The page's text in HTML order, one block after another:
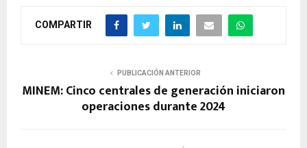
COMPARTIR
PUBLICACIÓN ANTERIOR
MINEM: Cinco centrales de generación iniciaron
operaciones durante 2024